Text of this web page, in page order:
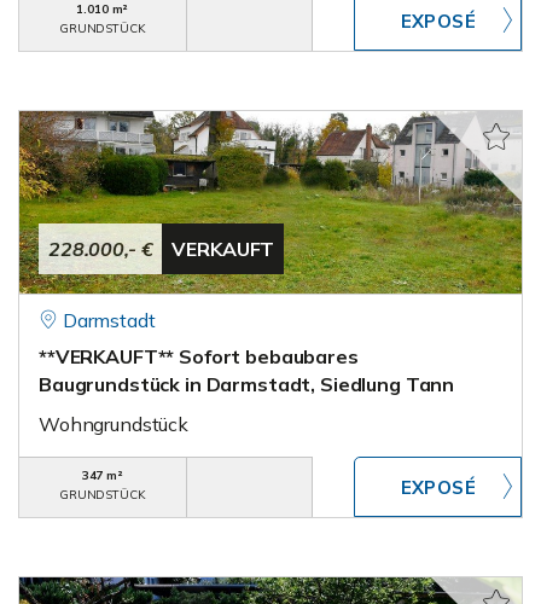
1.010 m²
GRUNDSTÜCK
228.000,- € VERKAUFT
Darmstadt
**VERKAUFT** Sofort bebaubares
Baugrundstück in Darmstadt, Siedlung Tann
Wohngrundstück
347 m²
GRUNDSTÜCK